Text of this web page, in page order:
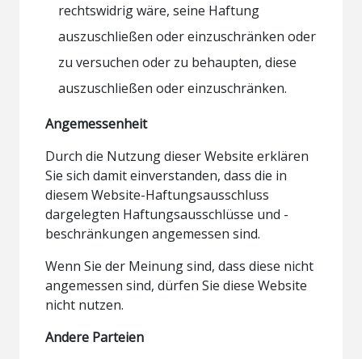
rechtswidrig wäre, seine Haftung
auszuschließen oder einzuschränken oder
zu versuchen oder zu behaupten, diese
auszuschließen oder einzuschränken.
Angemessenheit
Durch die Nutzung dieser Website erklären
Sie sich damit einverstanden, dass die in
diesem Website-Haftungsausschluss
dargelegten Haftungsausschlüsse und -
beschränkungen angemessen sind.
Wenn Sie der Meinung sind, dass diese nicht
angemessen sind, dürfen Sie diese Website
nicht nutzen.
Andere Parteien